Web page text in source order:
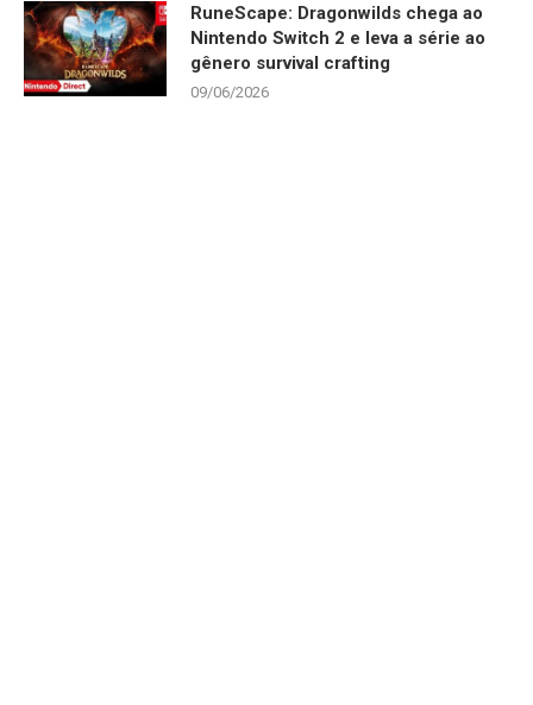
RuneScape: Dragonwilds chega ao
Nintendo Switch 2 e leva a série ao
gênero survival crafting
09/06/2026